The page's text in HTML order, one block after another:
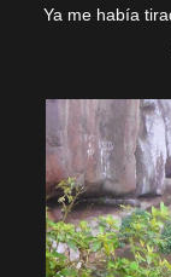
Ya me había tirado de un puente ¿qué tan aterrador podría